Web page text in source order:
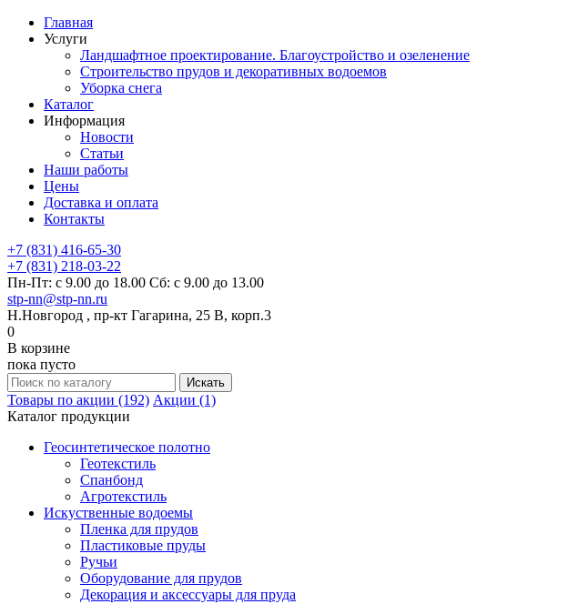
Главная
Услуги
Ландшафтное проектирование. Благоустройство и озеленение
Строительство прудов и декоративных водоемов
Уборка снега
Каталог
Информация
Новости
Статьи
Наши работы
Цены
Доставка и оплата
Контакты
+7 (831) 416-65-30
+7 (831) 218-03-22
Пн-Пт: с 9.00 до 18.00 Сб: с 9.00 до 13.00
stp-nn@stp-nn.ru
Н.Новгород , пр-кт Гагарина, 25 В, корп.3
0
В корзине
пока пусто
Товары по акции (192) Акции (1)
Каталог продукции
Геосинтетическое полотно
Геотекстиль
Спанбонд
Агротекстиль
Искуственные водоемы
Пленка для прудов
Пластиковые пруды
Ручьи
Оборудование для прудов
Декорация и аксессуары для пруда